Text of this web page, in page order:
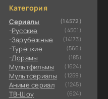
Категория
Сериалы (14572)
Русские (4501)
Зарубежные (14173)
Турецкие (566)
Дорамы (185)
Мультфильмы (1624)
Мультсериалы (1259)
Аниме сериал (1245)
ТВ-Шоу (624)